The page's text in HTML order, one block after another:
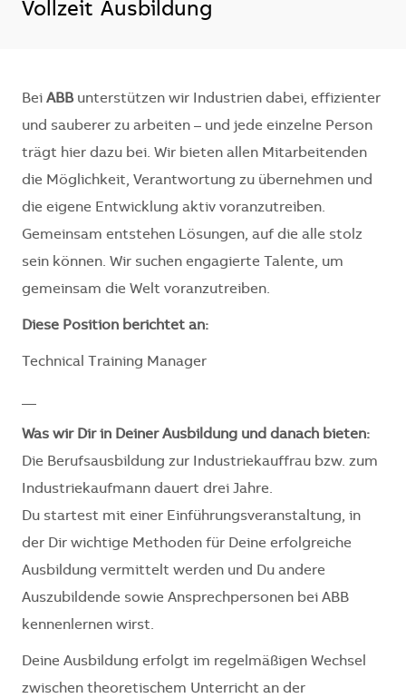
Vollzeit Ausbildung
Bei ABBunterstützen wir Industrien dabei, effizienter
und sauberer zu arbeiten – und jede einzelne Person
trägt hier dazu bei. Wir bieten allen Mitarbeitenden
die Möglichkeit, Verantwortung zu übernehmen und
die eigene Entwicklung aktiv voranzutreiben.
Gemeinsam entstehen Lösungen, auf die alle stolz
sein können. Wir suchen engagierte Talente, um
gemeinsam die Welt voranzutreiben.
Diese Position berichtet an:
Technical Training Manager
Was wir Dir in Deiner Ausbildung und danach bieten:
Die Berufsausbildung zur Industriekauffrau bzw. zum
Industriekaufmann dauert drei Jahre.
Du startest mit einer Einführungsveranstaltung, in
der Dir wichtige Methoden für Deine erfolgreiche
Ausbildung vermittelt werden und Du andere
Auszubildende sowie Ansprechpersonen bei ABB
kennenlernen wirst.
Deine Ausbildung erfolgt im regelmäßigen Wechsel
zwischen theoretischem Unterricht an der